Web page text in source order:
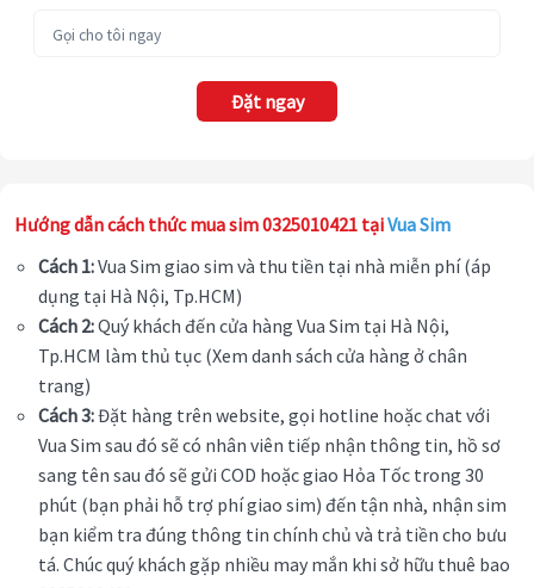
Đặt ngay
Hướng dẫn cách thức mua sim 0325010421 tạiVua Sim
Cách 1:Vua Sim giao sim và thu tiền tại nhà miễn phí (áp
dụng tại Hà Nội, Tp.HCM)
Cách 2:Quý khách đến cửa hàng Vua Sim tại Hà Nội,
Tp.HCM làm thủ tục (Xem danh sách cửa hàng ở chân
trang)
Cách 3:Đặt hàng trên website, gọi hotline hoặc chat với
Vua Sim sau đó sẽ có nhân viên tiếp nhận thông tin, hồ sơ
sang tên sau đó sẽ gửi COD hoặc giao Hỏa Tốc trong 30
phút (bạn phải hỗ trợ phí giao sim) đến tận nhà, nhận sim
bạn kiểm tra đúng thông tin chính chủ và trả tiền cho bưu
tá. Chúc quý khách gặp nhiều may mắn khi sở hữu thuê bao